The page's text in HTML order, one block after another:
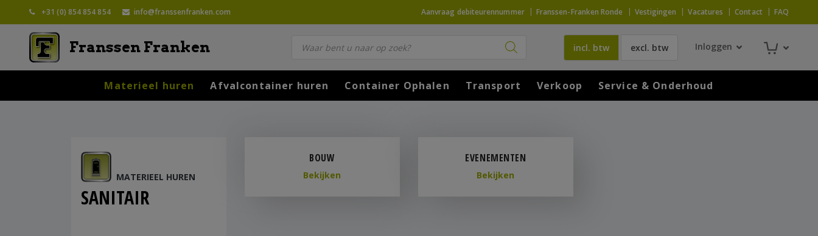
+31 (0) 854 854 854 info@franssenfranken.com Aanvraag debiteurennummer Franssen-Franken Ronde Vestigingen Vacatures Contact FAQ
Franssen Franken incl. btw excl. btw Inloggen
Materieel huren Afvalcontainer huren Container Ophalen Transport Verkoop Service & Onderhoud
MATERIEEL HUREN
SANITAIR
BOUW
Bekijken
EVENEMENTEN
Bekijken